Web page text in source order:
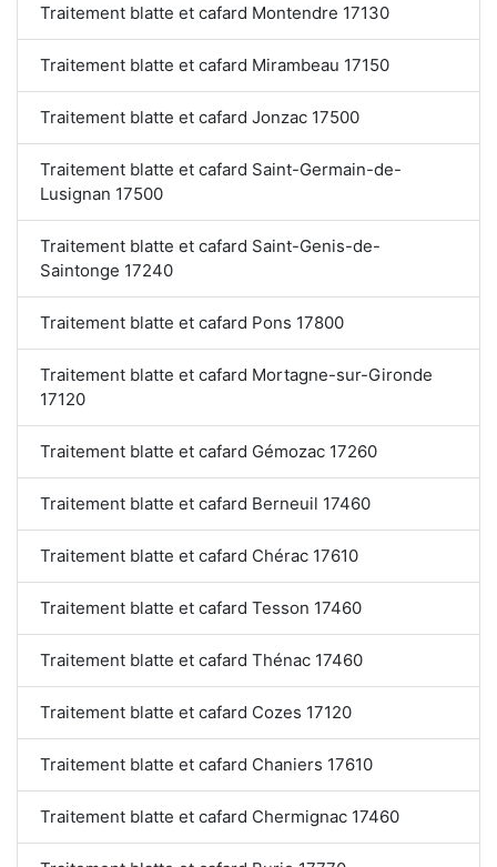
Traitement blatte et cafard Montendre 17130
Traitement blatte et cafard Mirambeau 17150
Traitement blatte et cafard Jonzac 17500
Traitement blatte et cafard Saint-Germain-de-
Lusignan 17500
Traitement blatte et cafard Saint-Genis-de-
Saintonge 17240
Traitement blatte et cafard Pons 17800
Traitement blatte et cafard Mortagne-sur-Gironde
17120
Traitement blatte et cafard Gémozac 17260
Traitement blatte et cafard Berneuil 17460
Traitement blatte et cafard Chérac 17610
Traitement blatte et cafard Tesson 17460
Traitement blatte et cafard Thénac 17460
Traitement blatte et cafard Cozes 17120
Traitement blatte et cafard Chaniers 17610
Traitement blatte et cafard Chermignac 17460